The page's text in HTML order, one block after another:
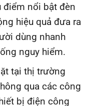
điểm nổi bật đèn
hiệu quả đưa ra
dùng nhanh
nguy hiểm.
tại thị trường
qua các công
bị điện công